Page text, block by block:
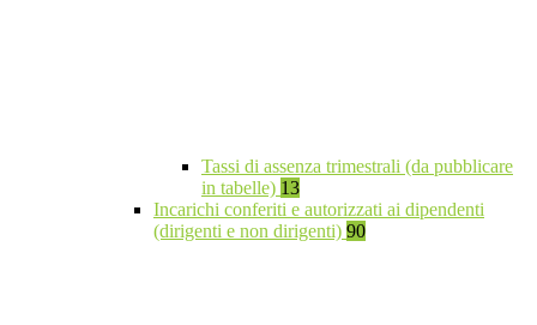
Tassi di assenza trimestrali (da pubblicare
in tabelle) 13
Incarichi conferiti e autorizzati ai dipendenti
(dirigenti e non dirigenti) 90